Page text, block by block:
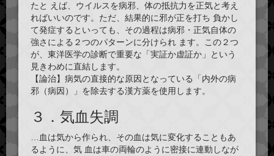
たと えば、ウイルスを病邪、体の抵抗力を正気と考え
ればいいのです。ただ、結果的に邪が正を打ち 負かし
て発症するといっても、その過程は病邪・正気自体の
強さによる２つのパターンに分けられ ます。この２つ
が、東洋医学の診断で重要な「実証か虚証か 」という
見きわめに直結します。
【論治】病気の直接的な原因となっている「内外の病
邪（病因）」を除去する漢方薬を使用します。
３．気血失調
…血は気から作られ、その血は気に変化することもあ
るように、気 血は車の両輪のように密接に連動しなが